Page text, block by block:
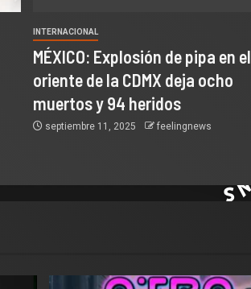
INTERNACIONAL
MÉXICO: Explosión de pipa en el
oriente de la CDMX deja ocho
muertos y 94 heridos
septiembre 11, 2025 feelingnews